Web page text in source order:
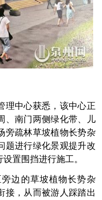
理中心获悉，该中心正
、南门两侧绿化带、儿
旁疏林草坡植物长势杂
题进行绿化景观提升改
置围挡进行施工。
边的草坡植物长势杂
接，从而被游人踩踏出